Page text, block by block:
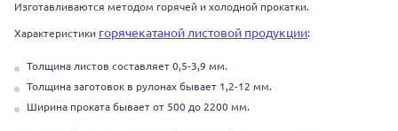
Изготавливаются методом горячей и холодной прокатки.
Характеристики горячекатаной листовой продукции:
Толщина листов составляет 0,5-3,9 мм.
Толщина заготовок в рулонах бывает 1,2-12 мм.
Ширина проката бывает от 500 до 2200 мм.